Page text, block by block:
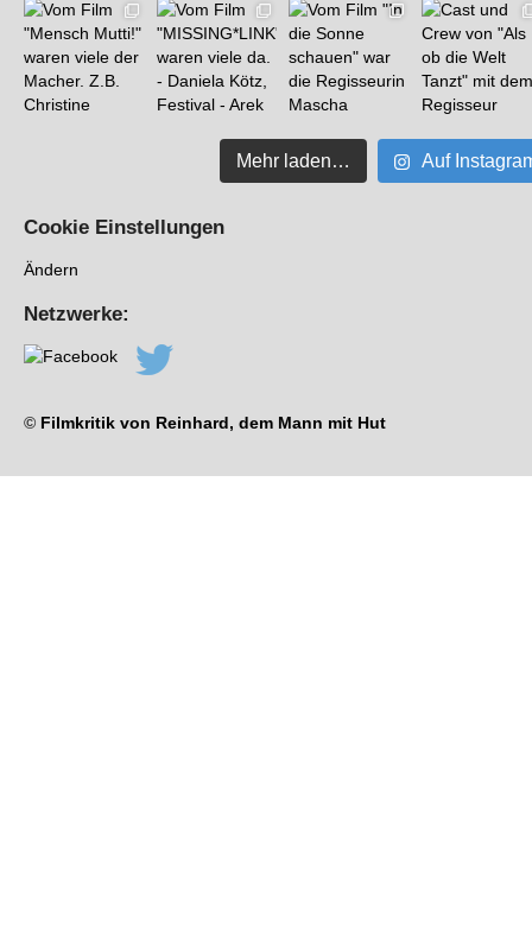
Mehr laden… Auf
Cookie Einstellungen
Ändern
Netzwerke:
© Filmkritik von Reinhard, dem Mann mit Hut